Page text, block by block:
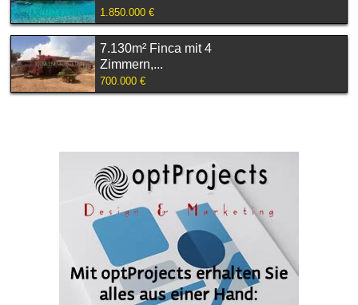
1.850.000 €
7.130m² Finca mit 4
Zimmern,...
700.000 €